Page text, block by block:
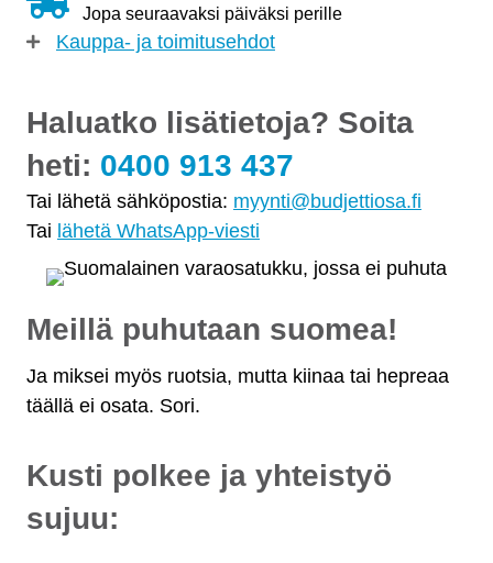
Jopa seuraavaksi päiväksi perille
Kauppa- ja toimitusehdot
Haluatko lisätietoja? Soita
heti: 0400 913 437
Tai lähetä sähköpostia: myynti@budjettiosa.fi
Tai lähetä WhatsApp-viesti
Meillä puhutaan suomea!
Ja miksei myös ruotsia, mutta kiinaa tai hepreaa
täällä ei osata. Sori.
Kusti polkee ja yhteistyö
sujuu: